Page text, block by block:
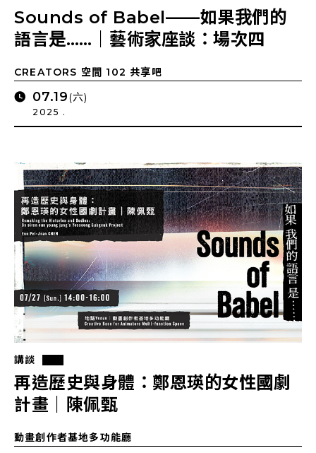
Sounds of Babel——如果我們的
語言是……｜藝術家座談：場次四
CREATORS 空間 102 共享吧
07.19(六)
2025 .
講談
再造歷史與身體：鄭恩瑛的女性國劇
計畫｜陳佩甄
動畫創作者基地多功能廳